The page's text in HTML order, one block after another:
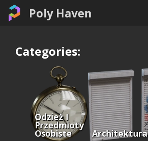
Poly Haven
Categories:
Odzież I
Przedmioty
Osobiste Architektura